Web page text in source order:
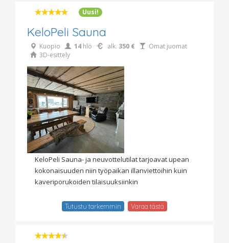
Uusi!
KeloPeli Sauna
Kuopio 14 hlö alk. 350 €
Omat juomat
3D-esittely
KeloPeli Sauna- ja neuvottelutilat tarjoavat upean
kokonaisuuden niin työpaikan illanviettoihin kuin
kaveriporukoiden tilaisuuksiinkin
Tutustu tarkemmin Varaa tästä